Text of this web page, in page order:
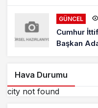
GÜNCEL
Cumhur
Başkan
Hava Durumu
city not found